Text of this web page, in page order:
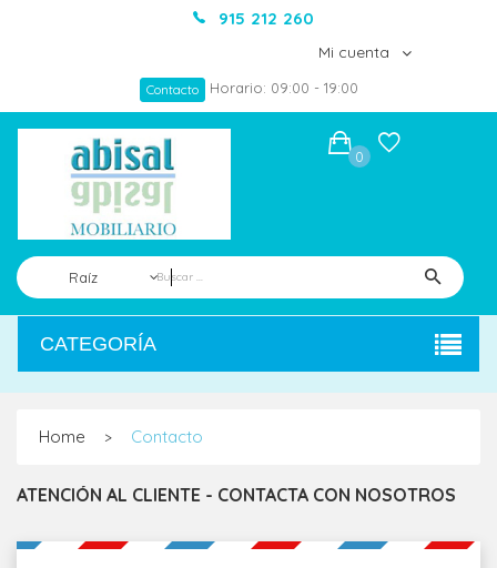
915 212 260
Mi cuenta
Contacto Horario: 09:00 - 19:00
Raíz
0
CATEGORÍA
Home > Contacto
ATENCIÓN AL CLIENTE - CONTACTA CON NOSOTROS